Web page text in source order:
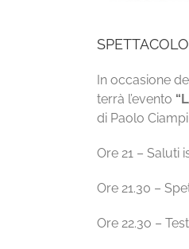
In occasione
terrà l’evento
di Paolo
Ore 21 – Saluti
Ore 21.30 –
Ore 22.3o –